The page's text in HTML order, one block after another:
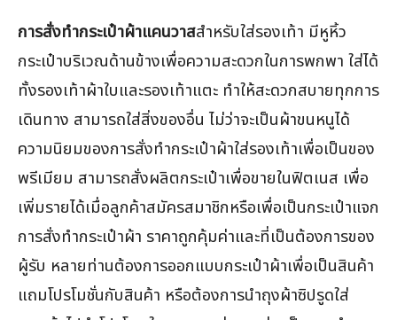
การสั่งทำกระเป๋าผ้าแคนวาสสำหรับใส่รองเท้า มีหูหิ้ว
กระเป๋าบริเวณด้านข้างเพื่อความสะดวกในการพกพา ใส่ได้
ทั้งรองเท้าผ้าใบและรองเท้าแตะ ทำให้สะดวกสบายทุกการ
เดินทาง สามารถใส่สิ่งของอื่น ไม่ว่าจะเป็นผ้าขนหนูได้
ความนิยมของการสั่งทำกระเป๋าผ้าใส่รองเท้าเพื่อเป็นของ
พรีเมียม สามารถสั่งผลิตกระเป๋าเพื่อขายในฟิตเนส เพื่อ
เพิ่มรายได้เมื่อลูกค้าสมัครสมาชิกหรือเพื่อเป็นกระเป๋าแจก
การสั่งทำกระเป๋าผ้า ราคาถูกคุ้มค่าและที่เป็นต้องการของ
ผู้รับ หลายท่านต้องการออกแบบกระเป๋าผ้าเพื่อเป็นสินค้า
แถมโปรโมชั่นกับสินค้า หรือต้องการนำถุงผ้าซิปรูดใส่